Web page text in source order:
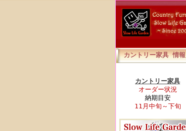
カントリー家具 情報
カントリー家具
オーダー状況
納期目安
11月中旬～下旬